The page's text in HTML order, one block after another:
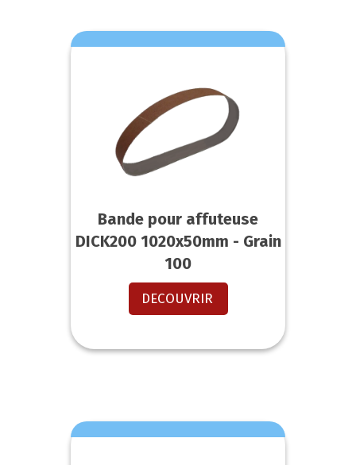
Bande pour affuteuse
DICK200 1020x50mm - Grain
100
DECOUVRIR